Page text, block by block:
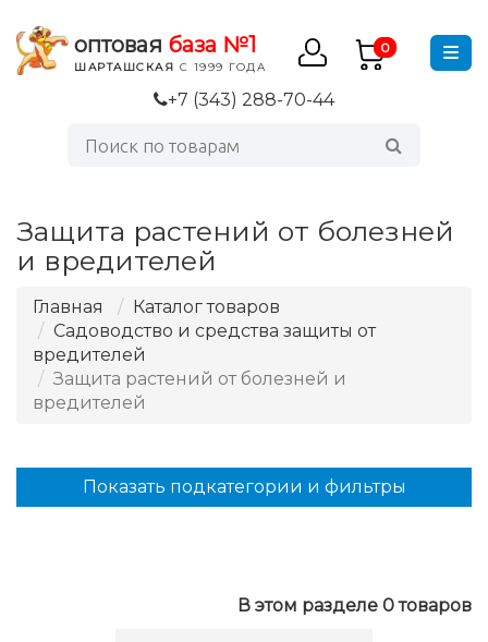
оптовая база №1
ШАРТАШСКАЯ С 1999 ГОДА
0
+7 (343) 288-70-44
Защита растений от болезней
и вредителей
Главная
Каталог товаров
Садоводство и средства защиты от
вредителей
Защита растений от болезней и
вредителей
В этом разделе 0 товаров
Показать подкатегории и фильтры